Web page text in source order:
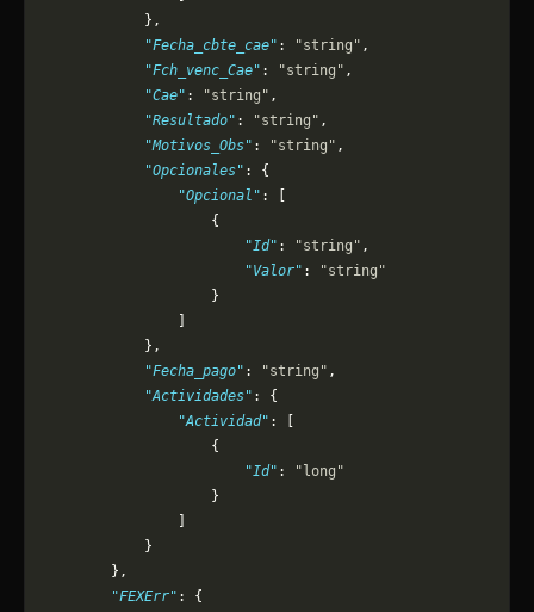
            },
            "Fecha_cbte_cae"
: "string" ,
            "Fch_venc_Cae"
: "string" ,
            "Cae"
: "string" ,
            "Resultado"
: "string" ,
            "Motivos_Obs"
: "string" ,
            "Opcionales"
: {
                "Opcional"
: [
                    {
                        "Id"
: "string" ,
                        "Valor"
:
"string"
                    }
            },
            "Fecha_pago"
: "string" ,
            "Actividades"
: {
                "Actividad"
: [
                    {
                        "Id"
:
"long"
                    }
            }
        },
        "FEXErr"
: {